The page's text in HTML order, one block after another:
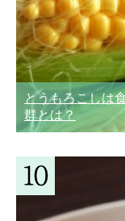
とうもろこしは
群とは？